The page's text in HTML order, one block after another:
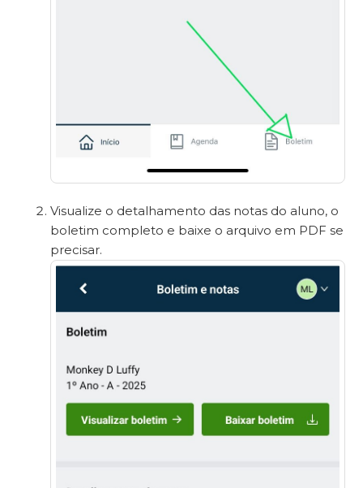
Visualize o detalhamento das notas do aluno, o
boletim completo e baixe o arquivo em PDF se
precisar.